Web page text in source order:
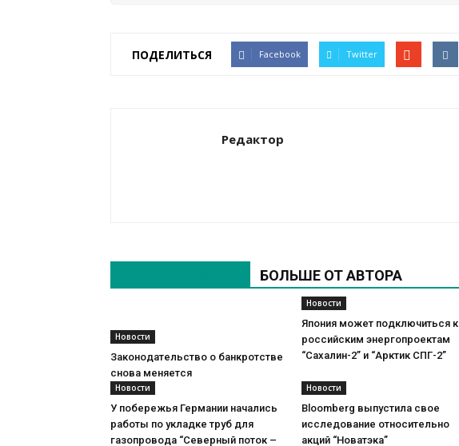
ПОДЕЛИТЬСЯ Facebook Twitter
Редактор
БОЛЬШЕ ОТ АВТОРА
Новости
Законодательство о банкротстве
снова меняется
Новости
Япония может подключиться к
российским энергопроектам
“Сахалин-2” и “Арктик СПГ-2”
Новости
У побережья Германии начались
работы по укладке труб для
газопровода “Северный поток –
Новости
Bloomberg выпустила свое
исследование относительно
акций “Новатэка”